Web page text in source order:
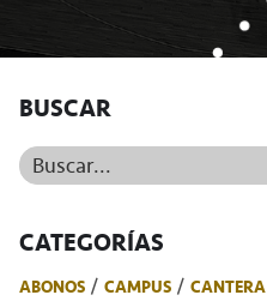
BUSCAR
Buscar...
CATEGORÍAS
ABONOS CAMPUS CANTERA